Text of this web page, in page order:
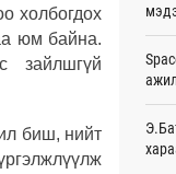
холбогдох
юм байна.
зайлшгүй
биш, нийт
АНУ-